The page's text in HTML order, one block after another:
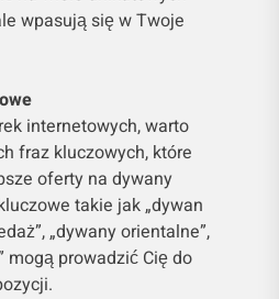
wpasują się w Twoje
internetowych, warto
fraz kluczowych, które
oferty na dywany
takie jak „dywan
„dywany orientalne”,
mogą prowadzić Cię do